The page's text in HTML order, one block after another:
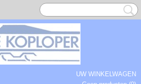
UW WINKELWAGEN